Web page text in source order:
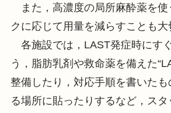
また，高濃度の局所麻酔薬を使
クに応じて用量を減らすことも大
各施設では，LAST発症時にす
う，脂肪乳剤や救命薬を備えた
整備したり，対応手順を書いたも
る場所に貼ったりするなど，ス